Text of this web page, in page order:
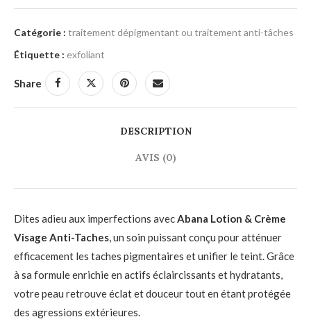
Catégorie : traitement dépigmentant ou traitement anti-tâches
Étiquette : exfoliant
Share
DESCRIPTION
AVIS (0)
Dites adieu aux imperfections avecAbana Lotion & Crème
Visage Anti-Taches, un soin puissant conçu pour atténuer
efficacement les taches pigmentaires et unifier le teint. Grâce
à sa formule enrichie en actifs éclaircissants et hydratants,
votre peau retrouve éclat et douceur tout en étant protégée
des agressions extérieures.